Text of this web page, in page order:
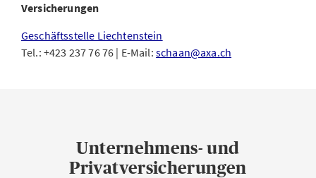
Versicherungen
Geschäftsstelle Liechtenstein
Tel.: +423 237 76 76 | E-Mail: schaan@axa.ch
Unternehmens- und
Privatversicherungen